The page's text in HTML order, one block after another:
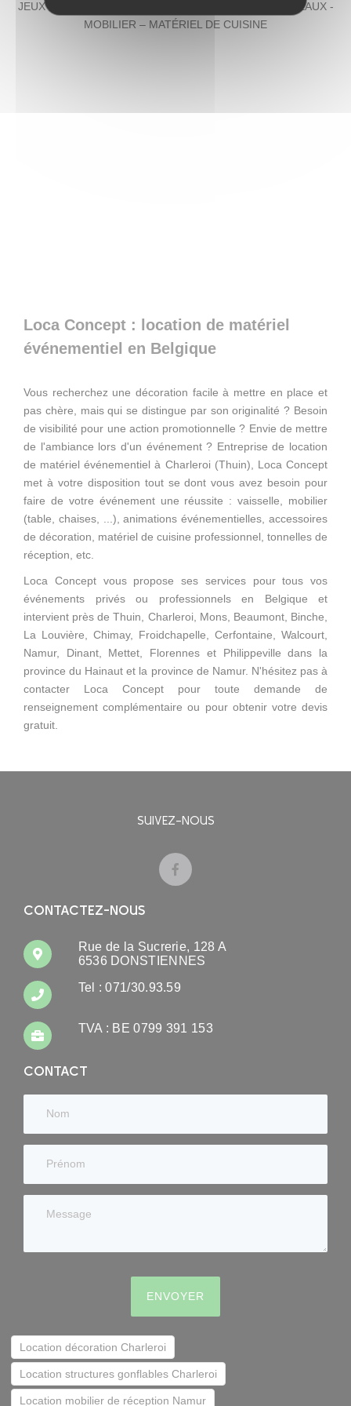
JEUX – DIVERTISSEMENTS – DÉCORATION – CHAPITEAUX -
MOBILIER – MATÉRIEL DE CUISINE
Loca Concept : location de matériel
événementiel en Belgique
Vous recherchez une décoration facile à mettre en place et
pas chère, mais qui se distingue par son originalité ? Besoin
de visibilité pour une action promotionnelle ? Envie de mettre
de l'ambiance lors d'un événement ? Entreprise de location
de matériel événementiel à Charleroi (Thuin), Loca Concept
met à votre disposition tout se dont vous avez besoin pour
faire de votre événement une réussite : vaisselle, mobilier
(table, chaises, ...), animations événementielles, accessoires
de décoration, matériel de cuisine professionnel, tonnelles de
réception, etc.
Loca Concept vous propose ses services pour tous vos
événements privés ou professionnels en Belgique et
intervient près de Thuin, Charleroi, Mons, Beaumont, Binche,
La Louvière, Chimay, Froidchapelle, Cerfontaine, Walcourt,
Namur, Dinant, Mettet, Florennes et Philippeville dans la
province du Hainaut et la province de Namur. N'hésitez pas à
contacter Loca Concept pour toute demande de
renseignement complémentaire ou pour obtenir votre devis
gratuit.
SUIVEZ-NOUS
CONTACTEZ-NOUS
Rue de la Sucrerie, 128 A
6536 DONSTIENNES
Tel : 071/30.93.59
TVA : BE 0799 391 153
CONTACT
ENVOYER
Location décoration Charleroi
Location structures gonflables Charleroi
Location mobilier de réception Namur